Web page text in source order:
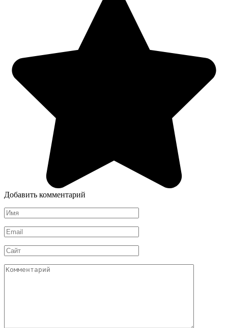
Добавить комментарий
Имя
*
Email
*
Сайт
Комментарий